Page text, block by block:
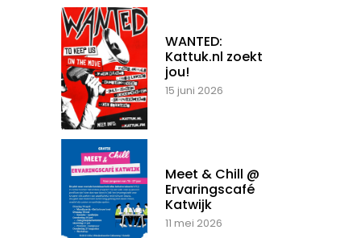
WANTED:
Kattuk.nl zoekt
jou!
15 juni 2026
Meet & Chill @
Ervaringscafé
Katwijk
11 mei 2026